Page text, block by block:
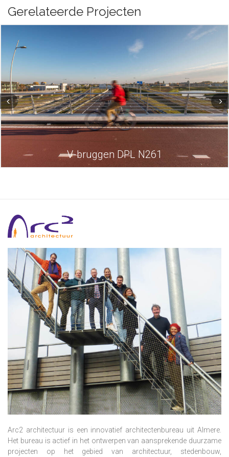
Gerelateerde Projecten
V-bruggen DPL N261
Arc2 architectuur is een innovatief architectenbureau uit Almere.
Het bureau is actief in het ontwerpen van aansprekende duurzame
projecten op het gebied van architectuur, stedenbouw,